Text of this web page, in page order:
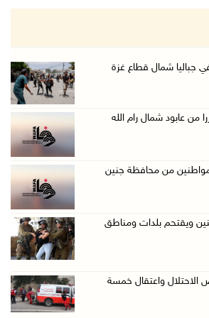
الاحتلال واعتقال خمسة م ...
الكتلة الهوائية شدي ...
على غزة والضفة.. إصابات ...
في حي التفاح شمال شرق ...
عتيل وزيتا وباقة الشرقية ...
الاحتلال يقتحمون قرية ...
جباليا شمال قطاع غزة
من عابود شمال رام الله
يعتقل 10 مواطنين ويقتحم بلدات ومناطق
واعتقال خمسة